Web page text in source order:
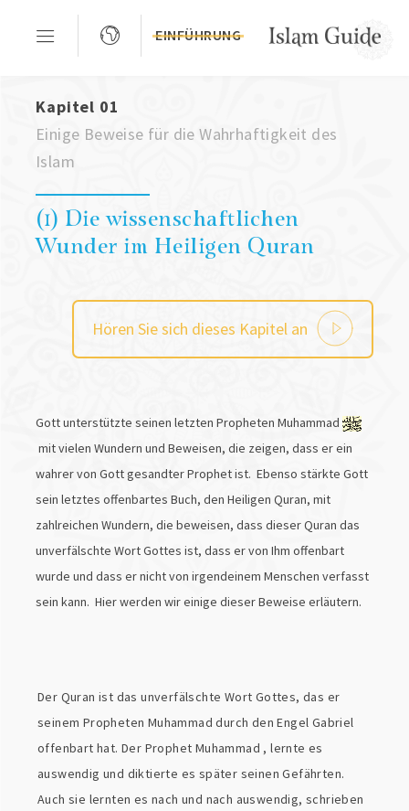
EINFÜHRUNG
Kapitel 01
Einige Beweise für die Wahrhaftigkeit des
Islam
(1) Die wissenschaftlichen
Wunder im Heiligen Quran
Hören Sie sich dieses Kapitel an
Gott unterstützte seinen letzten Propheten Muhammad
mit vielen Wundern und Beweisen, die zeigen, dass er ein
wahrer von Gott gesandter Prophet ist. Ebenso stärkte Gott
sein letztes offenbartes Buch, den Heiligen Quran, mit
zahlreichen Wundern, die beweisen, dass dieser Quran das
unverfälschte Wort Gottes ist, dass er von Ihm offenbart
wurde und dass er nicht von irgendeinem Menschen verfasst
sein kann. Hier werden wir einige dieser Beweise erläutern.
Der Quran ist das unverfälschte Wort Gottes, das er
seinem Propheten Muhammad durch den Engel Gabriel
offenbart hat. Der Prophet Muhammad , lernte es
auswendig und diktierte es später seinen Gefährten.
Auch sie lernten es nach und nach auswendig, schrieben